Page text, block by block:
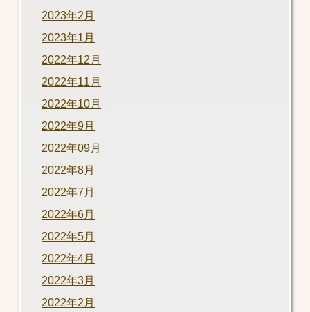
2023年2月
2023年1月
2022年12月
2022年11月
2022年10月
2022年9月
2022年09月
2022年8月
2022年7月
2022年6月
2022年5月
2022年4月
2022年3月
2022年2月